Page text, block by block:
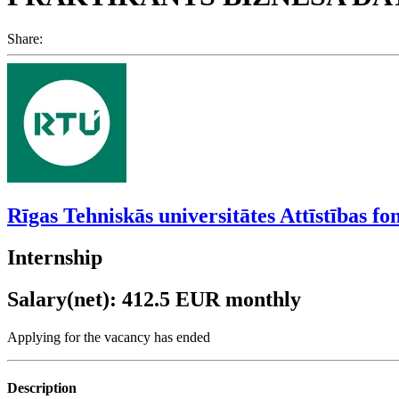
Share:
Rīgas Tehniskās universitātes Attīstības
Internship
Salary(net): 412.5 EUR monthly
Applying for the vacancy has ended
Description